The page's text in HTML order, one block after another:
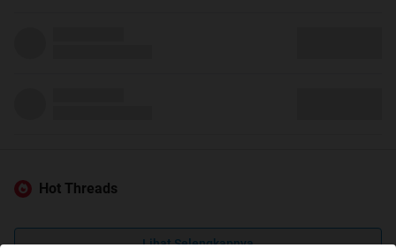
Hot Threads
Lihat Selengkapnya